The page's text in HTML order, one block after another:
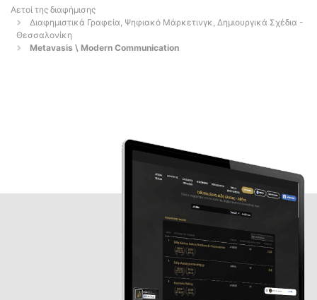
Αετοί της διαφήμισης
Διαφημιστικά Γραφεία, Ψηφιακό Μάρκετινγκ, Δημιουργικά Σχέδια -
Θεσσαλονίκη
Metavasis \ Modern Communication